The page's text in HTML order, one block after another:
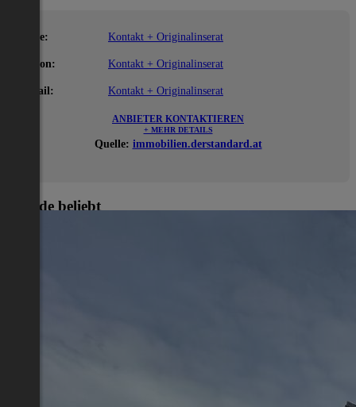
Name: Kontakt + Originalinserat
Telefon: Kontakt + Originalinserat
E-Mail: Kontakt + Originalinserat
ANBIETER KONTAKTIEREN
+ MEHR DETAILS
Quelle: immobilien.derstandard.at
Gerade beliebt